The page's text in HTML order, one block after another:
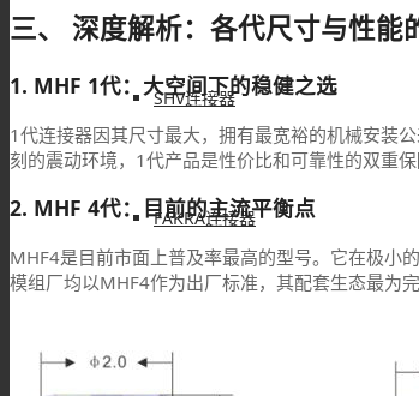
SHV连接器
FAKRA连接器
三、 深度解析：各代尺寸与性能
1. MHF 1代：大空间下的稳健之选
1代连接器因其尺寸最大，拥有最宽裕的机械安装
刻的震动环境，1代产品是性价比和可靠性的双重保
2. MHF 4代：目前的主流平衡点
MHF4是目前市面上普及率最高的型号。它在极小
模组厂均以MHF4作为出厂标准，其配套生态最为完